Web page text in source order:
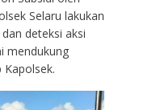
Selaru lakukan
deteksi aksi
mendukung
Kapolsek.